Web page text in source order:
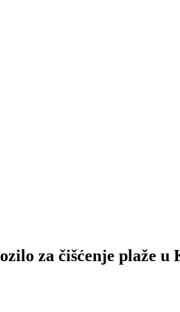
za čišćenje plaže u